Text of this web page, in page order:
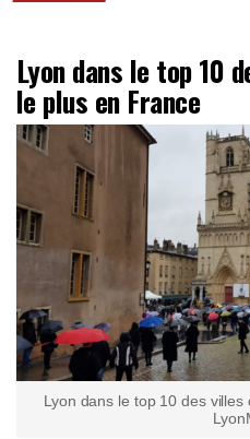
Lyon dans le top 10
le plus en France
Lyon dans le top 10 des